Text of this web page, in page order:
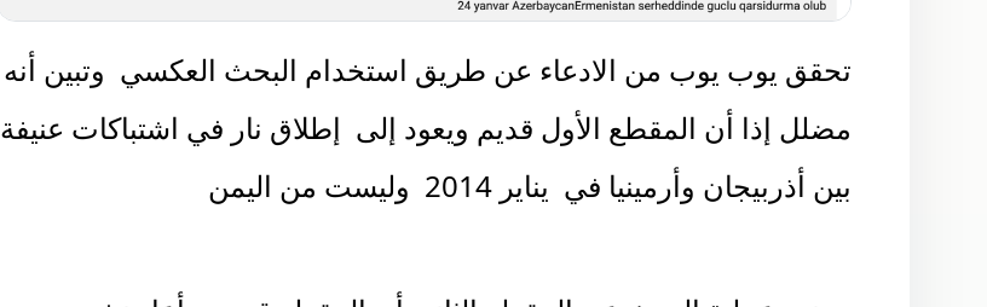
تحقق يوب يوب من الادعاء عن طريق استخدام البحث العكسي وتبين أنه
مضلل إذا أن المقطع الأول قديم ويعود إلى إطلاق نار في اشتباكات عنيفة
بين أذربيجان وأرمينيا في يناير 2014 وليست من اليمن